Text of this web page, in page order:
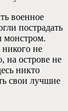
военное
пострадать
монстром.
никого не
на острове не
никто
свои лучшие